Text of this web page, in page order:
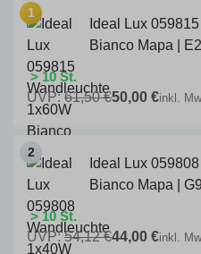
Ideal Lux
Bianco Mapa |
> 10 St.
UVP:61,50 €50,00 €inkl.
Ideal Lux
Bianco Mapa | G9
> 10 St.
UVP:54,12 €44,00 €inkl.